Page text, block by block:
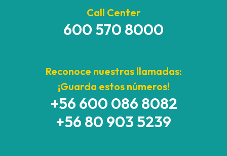
Call Center
600 570 8000
Reconoce nuestras llamadas:
¡Guarda estos números!
+56 600 086 8082
+56 80 903 5239